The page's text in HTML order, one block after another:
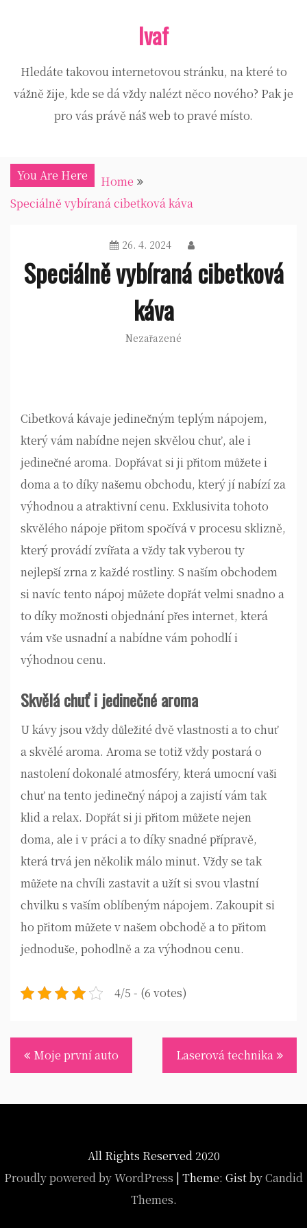
Ivaf
Hledáte takovou internetovou stránku, na které to
vážně žije, kde se dá vždy nalézt něco nového? Pak je
pro vás právě náš web to pravé místo.
You Are Here
Home
Speciálně vybíraná cibetková káva
26. 4. 2024
Speciálně vybíraná cibetková
káva
Nezařazené
Cibetková kávaje jedinečným teplým nápojem,
který vám nabídne nejen skvělou chuť, ale i
jedinečné aroma. Dopřávat si ji přitom můžete i
doma a to díky našemu obchodu, který jí nabízí za
výhodnou a atraktivní cenu. Exklusivita tohoto
skvělého nápoje přitom spočívá v procesu sklizně,
který provádí zvířata a vždy tak vyberou ty
nejlepší zrna z každé rostliny. S naším obchodem
si navíc tento nápoj můžete dopřát velmi snadno a
to díky možnosti objednání přes internet, která
vám vše usnadní a nabídne vám pohodlí i
výhodnou cenu.
Skvělá chuť i jedinečné aroma
U kávy jsou vždy důležité dvě vlastnosti a to chuť
a skvělé aroma. Aroma se totiž vždy postará o
nastolení dokonalé atmosféry, která umocní vaši
chuť na tento jedinečný nápoj a zajistí vám tak
klid a relax. Dopřát si ji přitom můžete nejen
doma, ale i v práci a to díky snadné přípravě,
která trvá jen několik málo minut. Vždy se tak
můžete na chvíli zastavit a užít si svou vlastní
chvilku s vaším oblíbeným nápojem. Zakoupit si
ho přitom můžete v našem obchodě a to přitom
jednoduše, pohodlně a za výhodnou cenu.
4/5 - (6 votes)
Navigace
pro
příspěvek
Moje první auto Laserová technika
All Rights Reserved 2020
Proudly powered by WordPress | Theme: Gist byCandid
Themes.